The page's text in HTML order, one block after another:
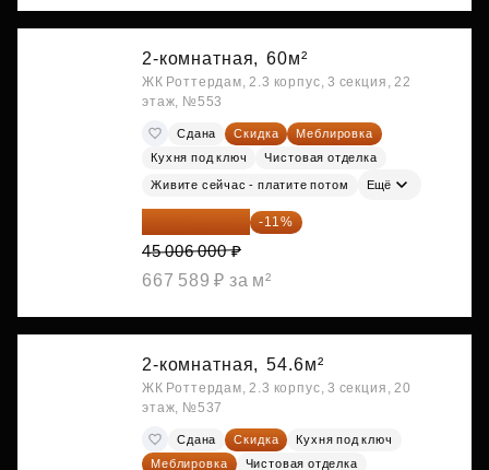
2-комнатная, 60м²
ЖК Роттердам, 2.3 корпус, 3 секция, 22
этаж, №553
Сдана Скидка
Меблировка
Кухня под ключ
Чистовая отделка
Живите сейчас - платите потом Ещё
40 055 340 ₽ -11%
45 006 000 ₽
667 589 ₽ за м²
2-комнатная, 54.6м²
ЖК Роттердам, 2.3 корпус, 3 секция, 20
этаж, №537
Сдана Скидка
Кухня под ключ
Меблировка
Чистовая отделка